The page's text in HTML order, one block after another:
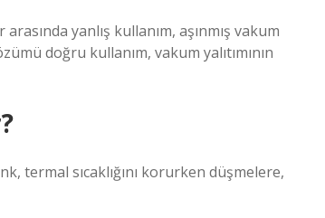
yanlış kullanım, aşınmış vakum
doğru kullanım, vakum yalıtımının
termal sıcaklığını korurken düşmelere,